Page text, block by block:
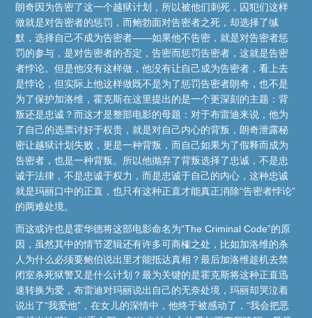
朗奇因为告密了这一个越狱计划，所以被他们刺死，囚犯们这样
做就是对告密者的惩罚，而鲍勃面对告密者之死，却选择了缄
默，选择自己不成为告密者——如果他不告密，就是对告密者惩
罚的参与，是对告密者的否定，告密而惩罚告密者，这就是告密
者悖论。但是他没有这样做，他没有让自己成为告密者，看上去
是悖论，但实际上他这样做既不是为了惩罚告密者朗奇，也不是
为了保护加洛维，霍克斯在这里提出的是一个更深刻的主题：背
叛还是忠诚？而这才是整部电影的母题：对于布雷迪来说，他为
了自己的选票讨好于权贵，就是对自己内心的背叛，朗奇泄露秘
密让越狱计划失败，更是一种背叛，而自己如果为了假释而成为
告密者，也是一种背叛。所以他抛弃了背叛选择了忠诚，不是忠
诚于法律，不是忠诚于权力，而是忠诚于自己的内心，这种忠诚
就是玛丽口中的正直，也只有这种正直才能真正消除“告密者悖论”
的两难处境。
而这或许也是霍华德将这部电影命名为“The Criminal Code”的原
因，虽然其中的情节逻辑还有许多可商榷之处，比如加洛维的杀
人为什么必须要鲍伯说出里才能抵达真相？最后加洛维趁机去禁
闭室杀死狱警又是什么计划？最为关键的是霍克斯将这种正直迅
速转换为爱，布雷迪对玛丽说出自己的无奈处境，玛丽却哭泣着
说出了“我爱他”，在女儿的深情中，他终于被感动了，“我会把恶